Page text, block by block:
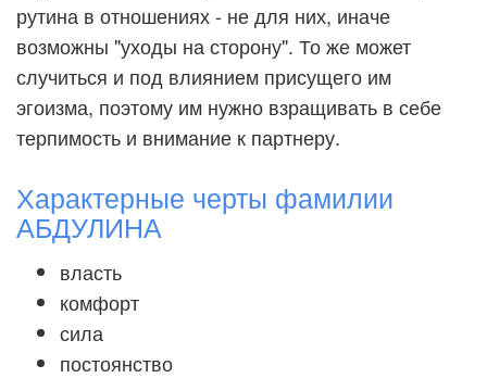
рутина в отношениях - не для них, иначе
возможны "уходы на сторону". То же может
случиться и под влиянием присущего им
эгоизма, поэтому им нужно взращивать в себе
терпимость и внимание к партнеру.
Характерные черты фамилии
АБДУЛИНА
власть
комфорт
сила
постоянство